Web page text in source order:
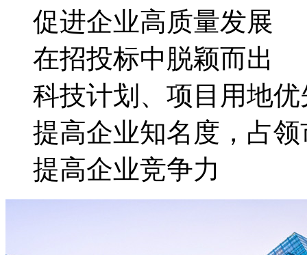
促进企业高质量发展
在招投标中脱颖而出
科技计划、项目用地
提高企业知名度，占
提高企业竞争力